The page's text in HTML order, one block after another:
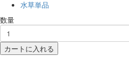
水草単品
数量
カートに入れる